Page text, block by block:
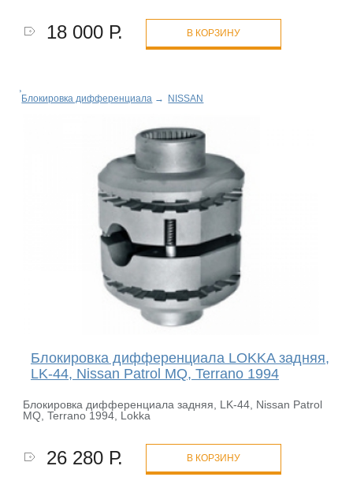
18 000 Р. В КОРЗИНУ
Блокировка дифференциала → NISSAN
Блокировка дифференциала LOKKA задняя,
LK-44, Nissan Patrol MQ, Terrano 1994
Блокировка дифференциала задняя, LK-44, Nissan Patrol
MQ, Terrano 1994, Lokka
26 280 Р. В КОРЗИНУ